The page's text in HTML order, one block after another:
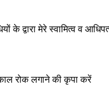
के द्वारा मेरे स्वामित्व व
रोक लगाने की कृपा करें